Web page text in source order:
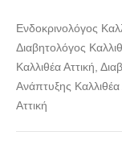
Ενδοκρινολόγος
Διαβητολόγος
Καλλιθέα Αττική,
Ανάπτυξης Καλλιθέα
Αττική